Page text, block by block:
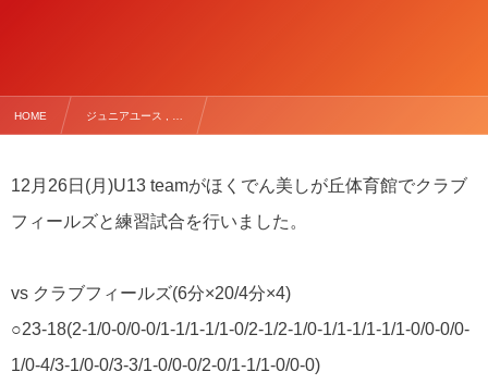
HOME ジュニアユース , …
12月26日(月)U13 teamがほくでん美しが丘体育館でクラブ
フィールズと練習試合を行いました。
vs クラブフィールズ(6分×20/4分×4)
○23-18(2-1/0-0/0-0/1-1/1-1/1-0/2-1/2-1/0-1/1-1/1-1/1-0/0-0/0-
1/0-4/3-1/0-0/3-3/1-0/0-0/2-0/1-1/1-0/0-0)